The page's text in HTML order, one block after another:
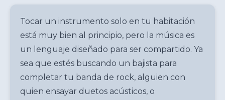
Tocar un instrumento solo en tu habitación
está muy bien al principio, pero la música es
un lenguaje diseñado para ser compartido. Ya
sea que estés buscando un bajista para
completar tu banda de rock, alguien con
quien ensayar duetos acústicos, o